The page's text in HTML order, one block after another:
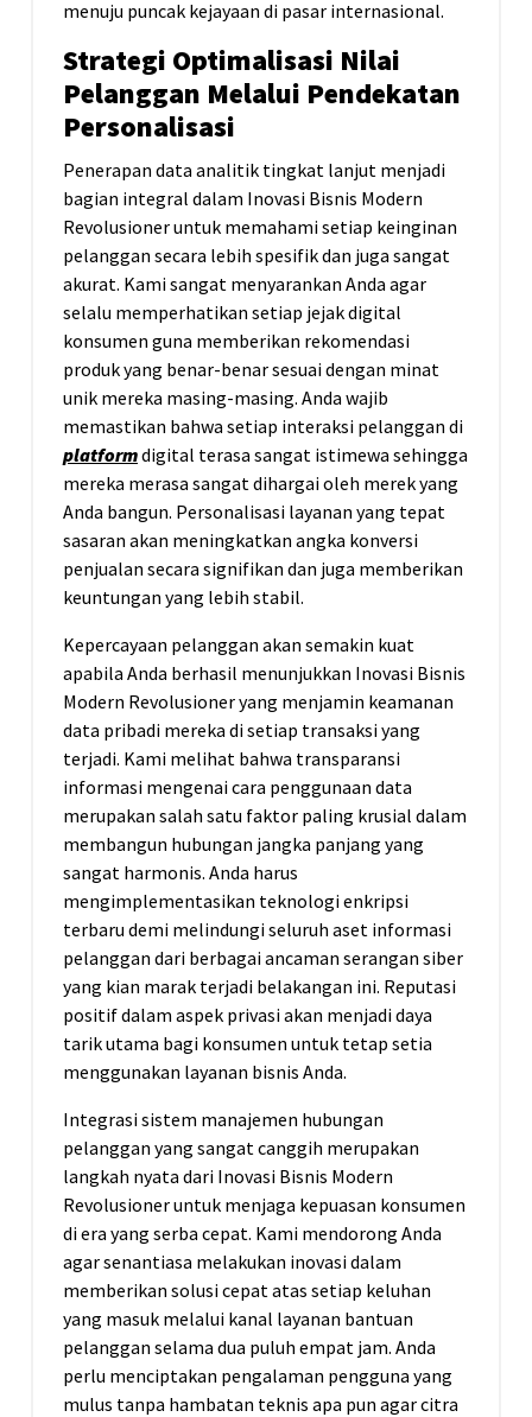
menuju puncak kejayaan di pasar internasional.
Strategi Optimalisasi Nilai
Pelanggan Melalui Pendekatan
Personalisasi
Penerapan data analitik tingkat lanjut menjadi
bagian integral dalam Inovasi Bisnis Modern
Revolusioner untuk memahami setiap keinginan
pelanggan secara lebih spesifik dan juga sangat
akurat. Kami sangat menyarankan Anda agar
selalu memperhatikan setiap jejak digital
konsumen guna memberikan rekomendasi
produk yang benar-benar sesuai dengan minat
unik mereka masing-masing. Anda wajib
memastikan bahwa setiap interaksi pelanggan di
platformdigital terasa sangat istimewa sehingga
mereka merasa sangat dihargai oleh merek yang
Anda bangun. Personalisasi layanan yang tepat
sasaran akan meningkatkan angka konversi
penjualan secara signifikan dan juga memberikan
keuntungan yang lebih stabil.
Kepercayaan pelanggan akan semakin kuat
apabila Anda berhasil menunjukkan Inovasi Bisnis
Modern Revolusioner yang menjamin keamanan
data pribadi mereka di setiap transaksi yang
terjadi. Kami melihat bahwa transparansi
informasi mengenai cara penggunaan data
merupakan salah satu faktor paling krusial dalam
membangun hubungan jangka panjang yang
sangat harmonis. Anda harus
mengimplementasikan teknologi enkripsi
terbaru demi melindungi seluruh aset informasi
pelanggan dari berbagai ancaman serangan siber
yang kian marak terjadi belakangan ini. Reputasi
positif dalam aspek privasi akan menjadi daya
tarik utama bagi konsumen untuk tetap setia
menggunakan layanan bisnis Anda.
Integrasi sistem manajemen hubungan
pelanggan yang sangat canggih merupakan
langkah nyata dari Inovasi Bisnis Modern
Revolusioner untuk menjaga kepuasan konsumen
di era yang serba cepat. Kami mendorong Anda
agar senantiasa melakukan inovasi dalam
memberikan solusi cepat atas setiap keluhan
yang masuk melalui kanal layanan bantuan
pelanggan selama dua puluh empat jam. Anda
perlu menciptakan pengalaman pengguna yang
mulus tanpa hambatan teknis apa pun agar citra